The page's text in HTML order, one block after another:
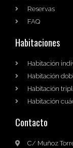
Reservas
FAQ
Habitaciones
Habitación
Habitación
Habitación
Habitación
Contacto
C/ Muñoz